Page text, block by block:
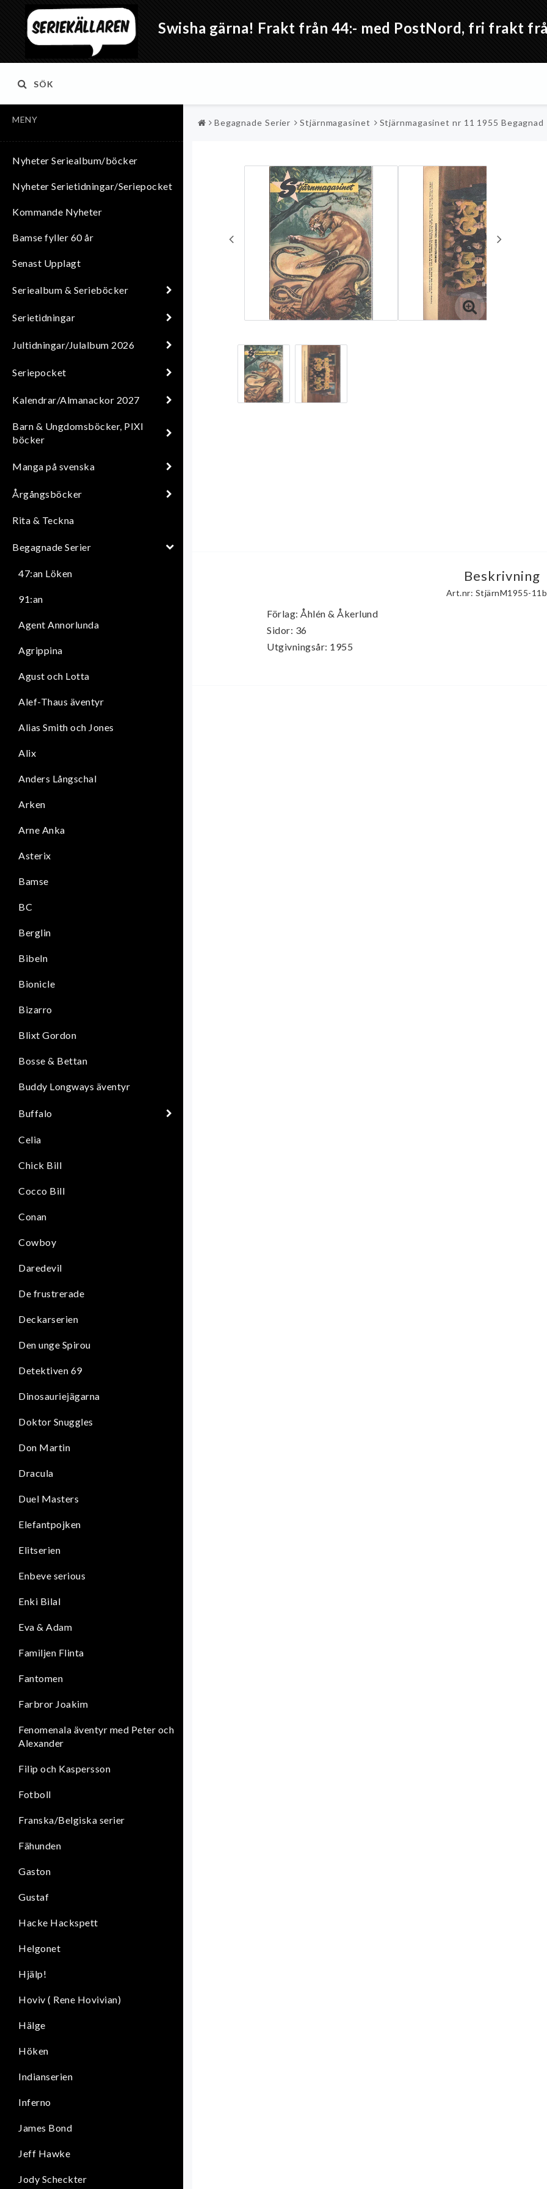
Swisha gärna! Frakt från 44:- med PostNord, fri frakt
SÖK
MENY
Nyheter Seriealbum/böcker
Nyheter Serietidningar/Seriepocket
Kommande Nyheter
Bamse fyller 60 år
Senast Upplagt
Seriealbum & Serieböcker
Serietidningar
Jultidningar/Julalbum 2026
Seriepocket
Kalendrar/Almanackor 2027
Barn & Ungdomsböcker, PIXI
böcker
Manga på svenska
Årgångsböcker
Rita & Teckna
Begagnade Serier
47:an Löken
91:an
Agent Annorlunda
Agrippina
Agust och Lotta
Alef-Thaus äventyr
Alias Smith och Jones
Alix
Anders Långschal
Arken
Arne Anka
Asterix
Bamse
BC
Berglin
Bibeln
Bionicle
Bizarro
Blixt Gordon
Bosse & Bettan
Buddy Longways äventyr
Buffalo
Celia
Chick Bill
Cocco Bill
Conan
Cowboy
Daredevil
De frustrerade
Deckarserien
Den unge Spirou
Detektiven 69
Dinosauriejägarna
Doktor Snuggles
Don Martin
Dracula
Duel Masters
Elefantpojken
Elitserien
Enbeve serious
Enki Bilal
Eva & Adam
Familjen Flinta
Fantomen
Farbror Joakim
Fenomenala äventyr med Peter och
Alexander
Filip och Kaspersson
Fotboll
Franska/Belgiska serier
Fähunden
Gaston
Gustaf
Hacke Hackspett
Helgonet
Hjälp!
Hoviv ( Rene Hovivian)
Hälge
Höken
Indianserien
Inferno
James Bond
Jeff Hawke
Jody Scheckter
Begagnade Serier Stjärnmagasinet Stjärnmagasinet nr 11 1955 Begagnad
Beskrivning
Art.nr: StjärnM1955-
Förlag: Åhlén & Åkerlund
Sidor: 36
Utgivningsår: 1955